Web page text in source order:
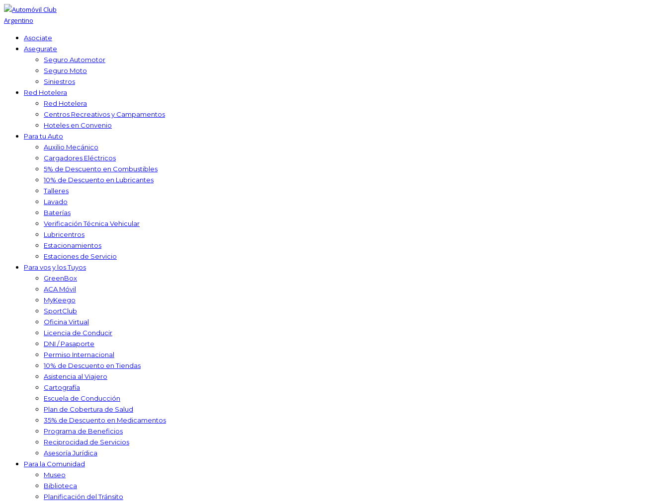
Asociate
Asegurate
Seguro Automotor
Seguro Moto
Siniestros
Red Hotelera
Red Hotelera
Centros Recreativos y Campamentos
Hoteles en Convenio
Para tu Auto
Auxilio Mecánico
Cargadores Eléctricos
5% de Descuento en Combustibles
10% de Descuento en Lubricantes
Talleres
Lavado
Baterías
Verificación Técnica Vehicular
Lubricentros
Estacionamientos
Estaciones de Servicio
Para vos y los Tuyos
GreenBox
ACA Móvil
MyKeego
SportClub
Oficina Virtual
Licencia de Conducir
DNI / Pasaporte
Permiso Internacional
10% de Descuento en Tiendas
Asistencia al Viajero
Cartografía
Escuela de Conducción
Plan de Cobertura de Salud
35% de Descuento en Medicamentos
Programa de Beneficios
Reciprocidad de Servicios
Asesoría Jurídica
Para la Comunidad
Museo
Biblioteca
Planificación del Tránsito